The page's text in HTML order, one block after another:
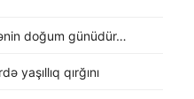
doğum günüdür…
yaşıllıq qırğını